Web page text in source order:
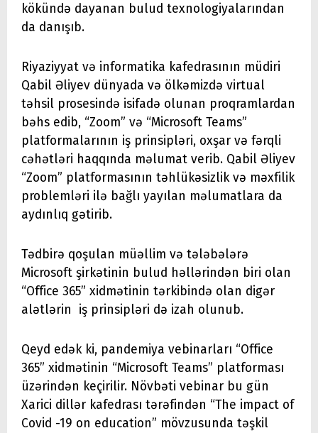
kökündə dayanan bulud texnologiyalarından
da danışıb.
Riyaziyyat və informatika kafedrasının müdiri
Qabil Əliyev dünyada və ölkəmizdə virtual
təhsil prosesində isifadə olunan proqramlardan
bəhs edib, “Zoom” və “Microsoft Teams”
platformalarının iş prinsipləri, oxşar və fərqli
cəhətləri haqqında məlumat verib. Qabil Əliyev
“Zoom” platformasının təhlükəsizlik və məxfilik
problemləri ilə bağlı yayılan məlumatlara da
aydınlıq gətirib.
Tədbirə qoşulan müəllim və tələbələrə
Microsoft şirkətinin bulud həllərindən biri olan
“Office 365” xidmətinin tərkibində olan digər
alətlərin iş prinsipləri də izah olunub.
Qeyd edək ki, pandemiya vebinarları “Office
365” xidmətinin “Microsoft Teams” platforması
üzərindən keçirilir. Növbəti vebinar bu gün
Xarici dillər kafedrası tərəfindən “The impact of
Covid -19 on education” mövzusunda təşkil